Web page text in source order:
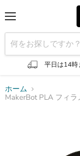
ニ
ュ
ー
平日は14時
ホーム
MakerBot PLA フィ